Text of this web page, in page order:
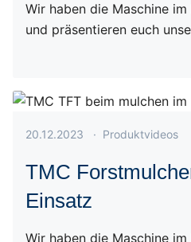
Wir haben die Maschine
und präsentieren euch
Veröffentlicht am 20.12.2023
20.12.2023 · Produktvideos
TMC
Einsatz
Wir haben die Maschine